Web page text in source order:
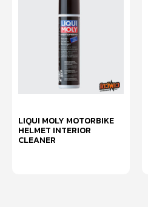
LIQUI MOLY MOTORBIKE
HELMET INTERIOR
CLEANER